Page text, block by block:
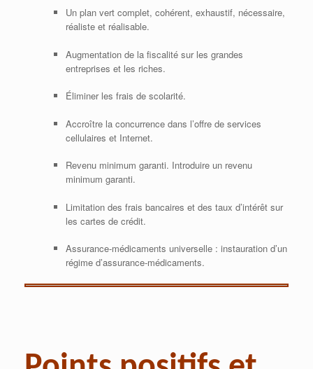
Un plan vert complet, cohérent, exhaustif, nécessaire,
réaliste et réalisable.
Augmentation de la fiscalité sur les grandes
entreprises et les riches.
Éliminer les frais de scolarité.
Accroître la concurrence dans l’offre de services
cellulaires et Internet.
Revenu minimum garanti. Introduire un revenu
minimum garanti.
Limitation des frais bancaires et des taux d’intérêt sur
les cartes de crédit.
Assurance-médicaments universelle : instauration d’un
régime d’assurance-médicaments.